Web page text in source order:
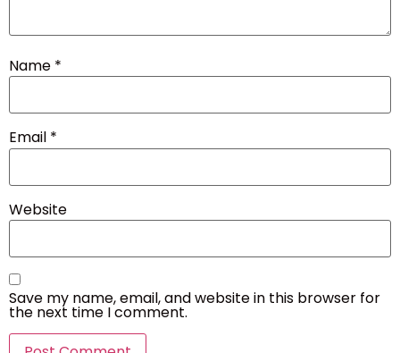
Name *
Email *
Website
Save my name, email, and website in this browser for
the next time I comment.